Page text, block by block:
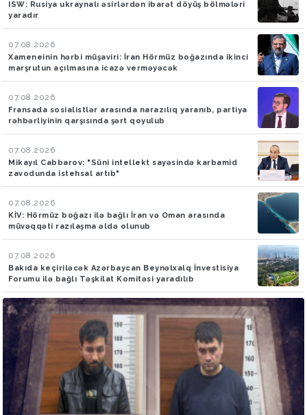
ISW: Rusiya ukraynalı əsirlərdən ibarət döyüş bölmələri
yaradır
07.08.2026
Xameneinin hərbi müşaviri: İran Hörmüz boğazında ikinci
marşrutun açılmasına icazə verməyəcək
07.08.2026
Fransada sosialistlər arasında narazılıq yaranıb, partiya
rəhbərliyinin qarşısında şərt qoyulub
07.08.2026
Mikayıl Cabbarov: "Süni intellekt sayəsində karbamid
zavodunda istehsal artıb"
07.08.2026
KİV: Hörmüz boğazı ilə bağlı İran və Oman arasında
müvəqqəti razılaşma əldə olunub
07.08.2026
Bakıda keçiriləcək Azərbaycan Beynəlxalq İnvestisiya
Forumu ilə bağlı Təşkilat Komitəsi yaradılıb